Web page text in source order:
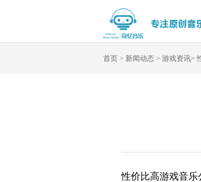
首页 > 新闻动态 > 游戏资讯>
性价比高游戏音乐